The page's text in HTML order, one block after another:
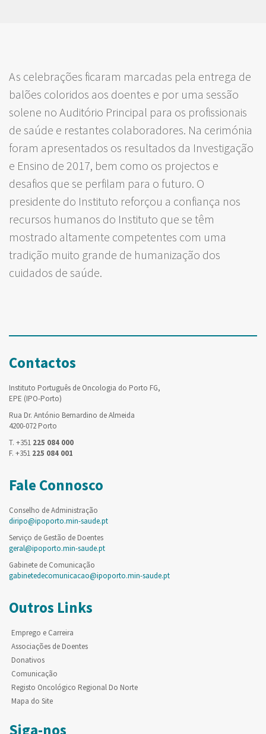
As celebrações ficaram marcadas pela entrega de
balões coloridos aos doentes e por uma sessão
solene no Auditório Principal para os profissionais
de saúde e restantes colaboradores. Na cerimónia
foram apresentados os resultados da Investigação
e Ensino de 2017, bem como os projectos e
desafios que se perfilam para o futuro. O
presidente do Instituto reforçou a confiança nos
recursos humanos do Instituto que se têm
mostrado altamente competentes com uma
tradição muito grande de humanização dos
cuidados de saúde.
Contactos
Instituto Português de Oncologia do Porto FG,
EPE (IPO-Porto)
Rua Dr. António Bernardino de Almeida
4200-072 Porto
T. +351 225 084 000
F. +351 225 084 001
Fale Connosco
Conselho de Administração
diripo@ipoporto.min-saude.pt
Serviço de Gestão de Doentes
geral@ipoporto.min-saude.pt
Gabinete de Comunicação
gabinetedecomunicacao@ipoporto.min-saude.pt
Outros Links
Emprego e Carreira
Associações de Doentes
Donativos
Comunicação
Registo Oncológico Regional Do Norte
Mapa do Site
Siga-nos